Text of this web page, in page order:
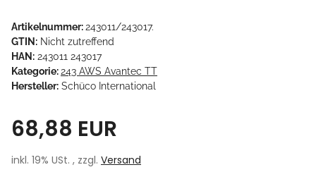
Artikelnummer:243011/243017.
GTIN: Nicht zutreffend
HAN: 243011 243017
Kategorie:243 AWS Avantec TT
Hersteller: Schüco International
68,88 EUR
inkl. 19% USt. , zzgl. Versand